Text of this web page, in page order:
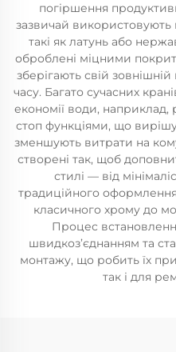
погіршення
зазвичай використовують
такі як латунь або
оброблені міцними
зберігають свій
часу. Багато сучасних
економії води, наприклад,
стоп функціями, що
зменшують витрати на
створені так, щоб
стилі — від
традиційного
класичного хрому до
Процес
швидкоз’єднанням та
монтажу, що робить їх
так і для